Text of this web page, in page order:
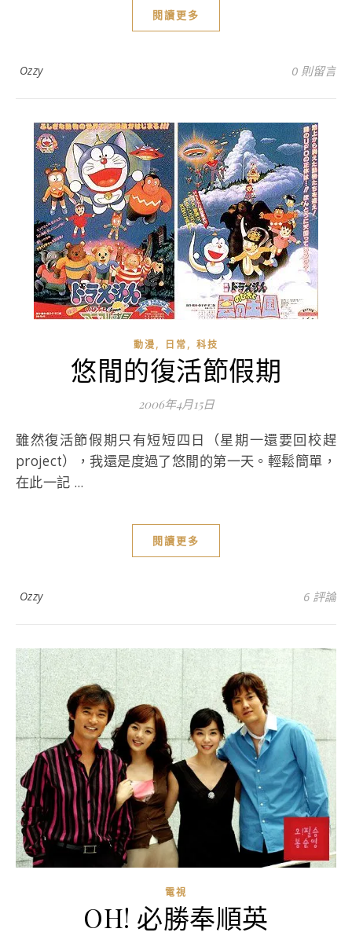
閱讀更多
Ozzy 0 則留言
動漫, 日常, 科技
悠閒的復活節假期
2006年4月15日
雖然復活節假期只有短短四日（星期一還要回校趕
project），我還是度過了悠閒的第一天。輕鬆簡單，
在此一記 ...
閱讀更多
Ozzy 6 評論
電視
OH! 必勝奉順英